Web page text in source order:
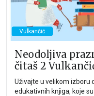
Vulkančić
Neodoljiva
čitaš 2
Uživajte u velikom izboru
edukativnih knjiga, koje